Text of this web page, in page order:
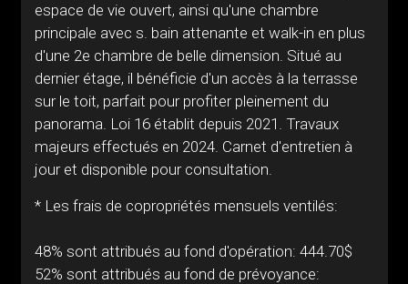
espace de vie ouvert, ainsi qu'une chambre
principale avec s. bain attenante et walk-in en plus
d'une 2e chambre de belle dimension. Situé au
dernier étage, il bénéficie d'un accès à la terrasse
sur le toit, parfait pour profiter pleinement du
panorama. Loi 16 établit depuis 2021. Travaux
majeurs effectués en 2024. Carnet d'entretien à
jour et disponible pour consultation.
* Les frais de copropriétés mensuels ventilés:
48% sont attribués au fond d'opération: 444.70$
52% sont attribués au fond de prévoyance: